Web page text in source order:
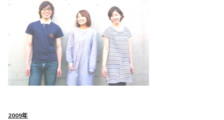
次回ライブ！2024年10月5日(土)『Guitar Pop
Restaurant vol.51』
『Guitar Pop Restaurant vol.51』 日時： 2024年10月5日
(土) 昼夜2部制 会場： 京王堀之内time Tokyo 料金： 昼夜各
部：adv. 2,80...
2009年